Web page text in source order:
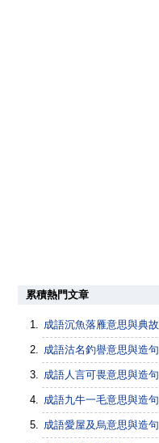
累積熱門文章
成語沉魚落雁意思與典故
成語沽名釣譽意思與造句
成語人言可畏意思與造句
成語九牛一毛意思與造句
成語愛屋及烏意思與造句